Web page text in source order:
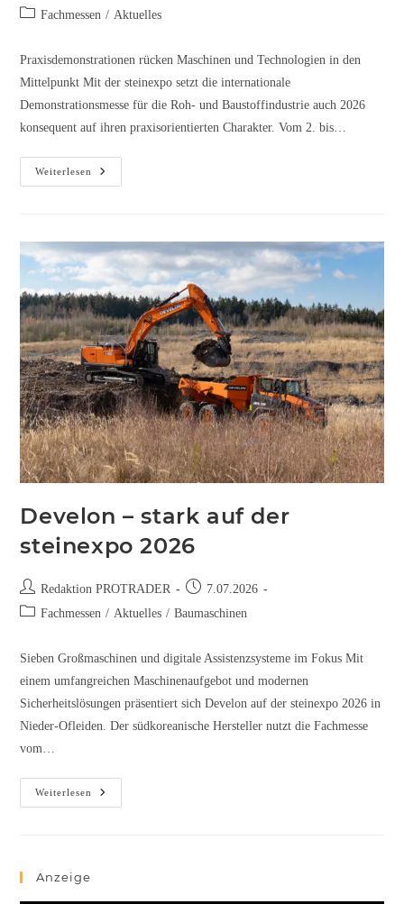
Fachmessen / Aktuelles
Praxisdemonstrationen rücken Maschinen und Technologien in den
Mittelpunkt Mit der steinexpo setzt die internationale
Demonstrationsmesse für die Roh- und Baustoffindustrie auch 2026
konsequent auf ihren praxisorientierten Charakter. Vom 2. bis…
Weiterlesen
Develon – stark auf der
steinexpo 2026
Redaktion PROTRADER
7.07.2026
Fachmessen / Aktuelles / Baumaschinen
Sieben Großmaschinen und digitale Assistenzsysteme im Fokus Mit
einem umfangreichen Maschinenaufgebot und modernen
Sicherheitslösungen präsentiert sich Develon auf der steinexpo 2026 in
Nieder-Ofleiden. Der südkoreanische Hersteller nutzt die Fachmesse
vom…
Weiterlesen
Anzeige